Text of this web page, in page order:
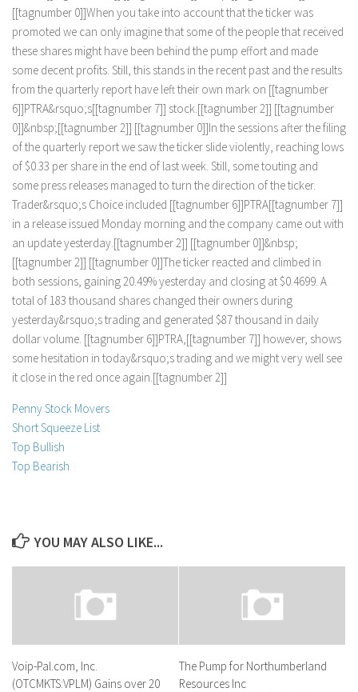
[[tagnumber 0]]When you take into accountthatthetickerwas
promoted we can only imaginethat some ofthe peoplethat received
these shares might have been behind the pump efort and made
some decent profits. Still, this stands in the recent past and the results
from the quarterly report have leftheir own mark on [[tagnumber
6]]PTRA&rsquo;s[[tagnumber 7]] stock.[[tagnumber2]] [[tagnumber
0]]&nbsp;[[tagnumber2]] [[tagnumber 0]]In the sessions aferthefiling
ofthe quarterly reportwe sawtheticker slideviolently, reaching lows
of $0.33 per share in the end of lastweek. Still, sometouting and
some press releases managed to turn the direction oftheticker.
Trader&rsquo;s Choice included [[tagnumber 6]]PTRA[[tagnumber 7]]
in a release issued Monday morning and the company came outwith
an updateyesterday.[[tagnumber2]] [[tagnumber 0]]&nbsp;
[[tagnumber2]] [[tagnumber 0]]Theticker reacted and climbed in
both sessions, gaining20.49%yesterday and closing at $0.4699. A
total of 183 thousand shares changed their owners during
yesterday&rsquo;strading and generated $87thousand in daily
dollarvolume. [[tagnumber 6]]PTRA,[[tagnumber 7]] however, shows
some hesitation in today&rsquo;strading and we mightverywell see
it close in the red once again.[[tagnumber2]]
Penny Stock Movers
Short Squeeze List
Top Bullish
Top Bearish
YOU MAY ALSO LIKE...
Voip-Pal.com, Inc.
(OTCMKTS:VPLM) Gains over 20
The Pump for Northumberland
Resources Inc